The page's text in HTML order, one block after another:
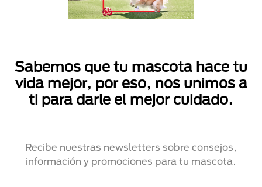
Sabemos que tu mascota hace tu
vida mejor, por eso, nos unimos a
ti para darle el mejor cuidado.
Recibe nuestras newsletters sobre consejos,
información y promociones para tu mascota.